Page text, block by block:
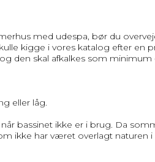
med udespa, bør du
kigge i vores katalog efter en
den skal afkalkes som
eller låg.
bassinet ikke er i brug. Da
ikke har været overlagt naturen i